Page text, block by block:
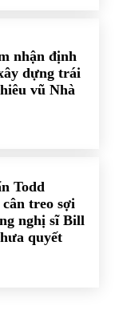
nhận định
dựng trái
vũ Nhà
Todd
treo sợi
nghị sĩ Bill
quyết